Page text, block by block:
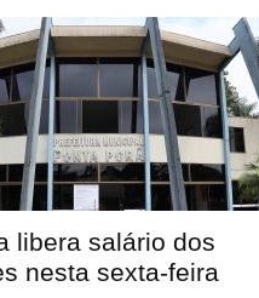
libera salário dos
nesta sexta-feira